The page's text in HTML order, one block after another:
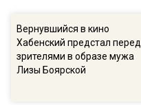
Вернувшийся в кино
Хабенский предстал перед
зрителями в образе мужа
Лизы Боярской